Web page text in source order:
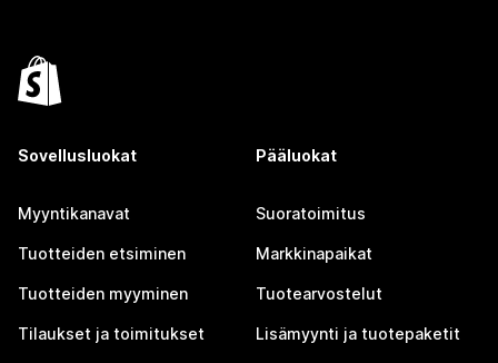
Sovellusluokat
Myyntikanavat
Tuotteiden etsiminen
Tuotteiden myyminen
Tilaukset ja toimitukset
Pääluokat
Suoratoimitus
Markkinapaikat
Tuotearvostelut
Lisämyynti ja tuotepaketit